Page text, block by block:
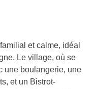
et calme, idéal
Le village, où se
une boulangerie, une
et un Bistrot-